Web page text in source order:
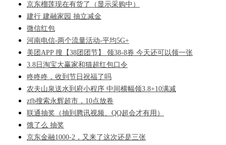
京东榴莲现在有货了（显示采购中）
建行 建融家园 抽立减金
微信红包
河南电信-两个流量活动-平均5G+
美团APP 搜【38团团节】 领38-8券 今天还可以领一张
3.8日淘宝大赢家和猫超红包口令
咚咚咚，收到节日祝福了吗
农夫山泉送水到府小程序 中间横幅领3.8+10满减
zfb搜索永辉超市，10点放卷
联通抽奖（抽到腾讯视频、QQ超会才有用）
饿了么 抽奖
京东金融1000-2，又来了这次还是三张